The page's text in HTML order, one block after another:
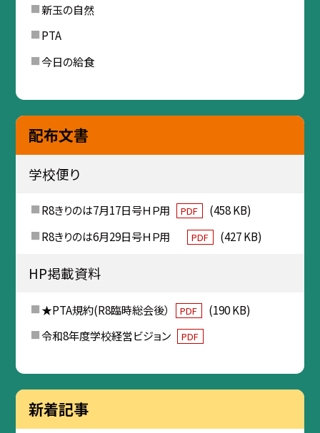
新玉の自然
PTA
今日の給食
配布文書
学校便り
R8きりのは7月17日号ＨＰ用 PDF
(458 KB)
R8きりのは6月29日号ＨＰ用
PDF (427 KB)
HP掲載資料
★PTA規約(R8臨時総会後） PDF
(190 KB)
令和8年度学校経営ビジョン
PDF
新着記事